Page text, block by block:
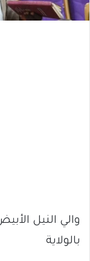
والي النيل
بالولاية